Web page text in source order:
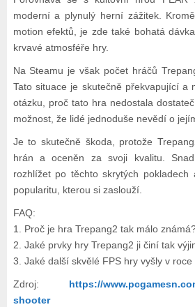
moderní a plynulý herní zážitek.
motion efektů, je zde také bohatá
krvavé atmosféře hry.
Na Steamu je však počet hráčů
Tato situace je skutečně překvapující a
otázku, proč tato hra nedostala
možnost, že lidé jednoduše nevědí o
Je to skutečně škoda, protože
hrán a oceněn za svoji kvalitu.
rozhlížet po těchto skrytých
popularitu, kterou si zaslouží.
FAQ:
1. Proč je hra Trepang2 tak málo
2. Jaké prvky hry Trepang2 ji činí tak
3. Jaké další skvělé FPS hry vyšly v roce
Zdroj: https://
shooter